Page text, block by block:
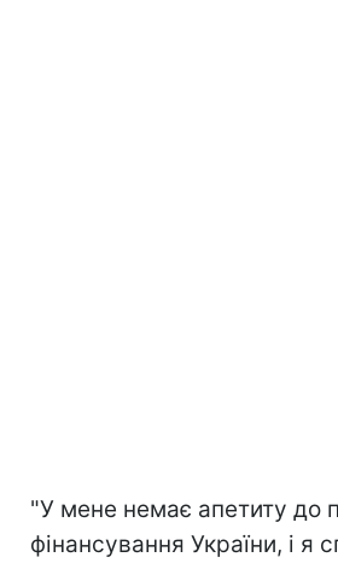
"У мене немає апетиту до
фінансування України, і я